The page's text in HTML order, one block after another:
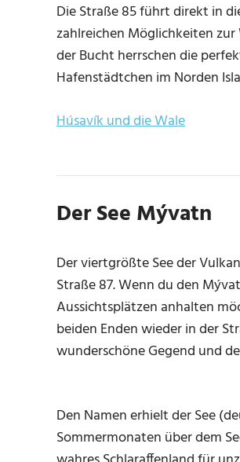
Die Straße 85 führt direkt in
zahlreichen Möglichkeiten
der Bucht herrschen die
Hafenstädtchen im Norden
Húsavík und die Wale
Der See Mývatn
Der viertgrößte See der
Straße 87. Wenn du den
Aussichtsplätzen anhalten
beiden Enden wieder in der
wunderschöne Gegend und
Den Namen erhielt der See
Sommermonaten über dem